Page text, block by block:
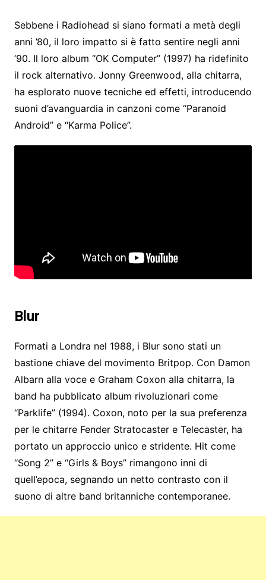
Sebbene i Radiohead si siano formati a metà degli
anni ’80, il loro impatto si è fatto sentire negli anni
’90. Il loro album “OK Computer” (1997) ha ridefinito
il rock alternativo. Jonny Greenwood, alla chitarra,
ha esplorato nuove tecniche ed effetti, introducendo
suoni d’avanguardia in canzoni come “Paranoid
Android” e “Karma Police”.
Blur
Formati a Londra nel 1988, i Blur sono stati un
bastione chiave del movimento Britpop. Con Damon
Albarn alla voce e Graham Coxon alla chitarra, la
band ha pubblicato album rivoluzionari come
“Parklife” (1994). Coxon, noto per la sua preferenza
per le chitarre Fender Stratocaster e Telecaster, ha
portato un approccio unico e stridente. Hit come
“Song 2” e “Girls & Boys” rimangono inni di
quell’epoca, segnando un netto contrasto con il
suono di altre band britanniche contemporanee.